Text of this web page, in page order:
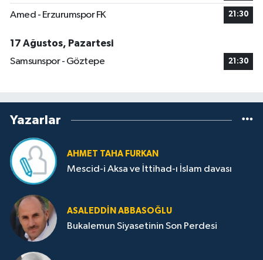
Amed - Erzurumspor FK 21:30
17 Ağustos, Pazartesi
Samsunspor - Göztepe
21:30
Yazarlar
AHMET TAHA FURKAN
Mescid-i Aksa ve İttihad-ı İslam davası
ASALEDDIN ABBASOĞLU
Bukalemun Siyasetinin Son Perdesi